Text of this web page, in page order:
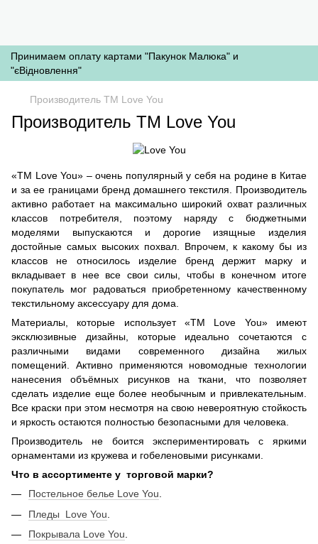
Принимаем оплату картами "Пакунок Малюка" и
"єВідновлення"
Производитель ТМ Love You
Производитель ТМ Love You
«ТМ Love You» – очень популярный у себя на родине в Китае
и за ее границами бренд домашнего текстиля. Производитель
активно работает на максимально широкий охват различных
классов потребителя, поэтому наряду с бюджетными
моделями выпускаются и дорогие изящные изделия
достойные самых высоких похвал. Впрочем, к какому бы из
классов не относилось изделие бренд держит марку и
вкладывает в нее все свои силы, чтобы в конечном итоге
покупатель мог радоваться приобретенному качественному
текстильному аксессуару для дома.
Материалы, которые использует «ТМ Love You» имеют
эксклюзивные дизайны, которые идеально сочетаются с
различными видами современного дизайна жилых
помещений. Активно применяются новомодные технологии
нанесения объёмных рисунков на ткани, что позволяет
сделать изделие еще более необычным и привлекательным.
Все краски при этом несмотря на свою невероятную стойкость
и яркость остаются полностью безопасными для человека.
Производитель не боится экспериментировать с яркими
орнаментами из кружева и гобеленовыми рисунками.
Что в ассортименте у торговой марки?
Постельное белье Love You.
Пледы Love You
Покрывала Love You